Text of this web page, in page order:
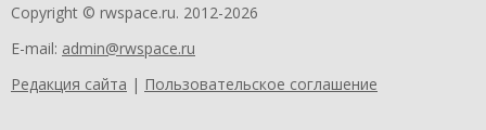
Copyright © rwspace.ru. 2012-2026
E-mail: admin@rwspace.ru
Редакция сайта | Пользовательское соглашение